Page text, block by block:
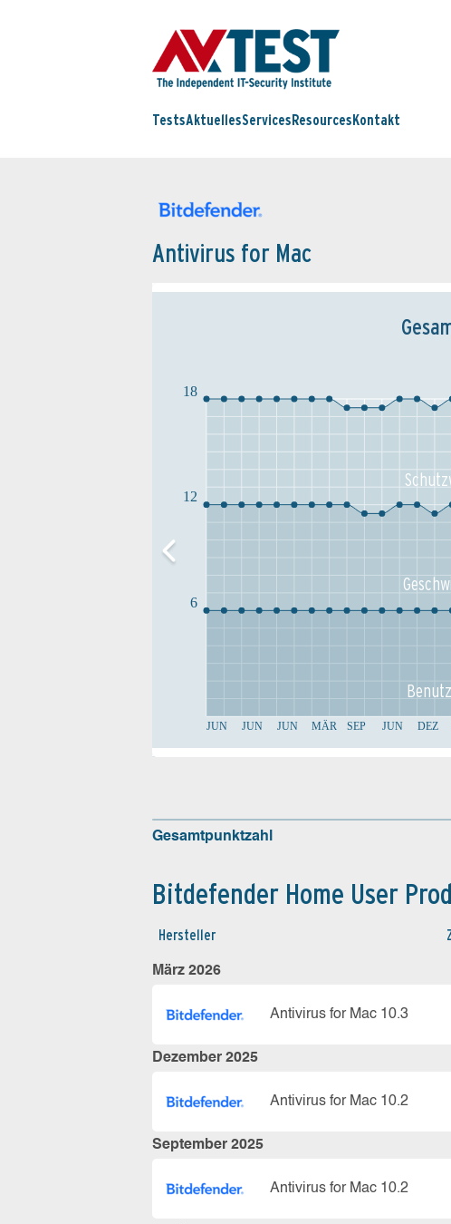
TestsAktuellesServices Resources Kontakt
Antivirus for Mac
JUN JUN JUN MÄR SEP JUN DEZ
6
12
18
Gesamtpunktzahl
Bitdefender Home User
Hersteller
März 2026
Antivirus for Mac 10.3
Dezember 2025
Antivirus for Mac 10.2
September 2025
Antivirus for Mac 10.2